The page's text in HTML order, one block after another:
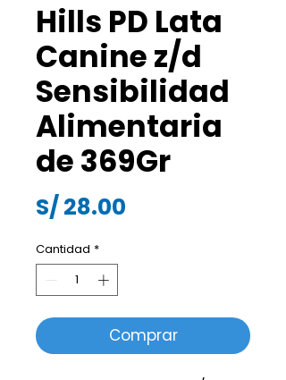
Hills PD Lata
Canine z/d
Sensibilidad
Alimentaria
de 369Gr
S/ 28.00
Cantidad *
Comprar